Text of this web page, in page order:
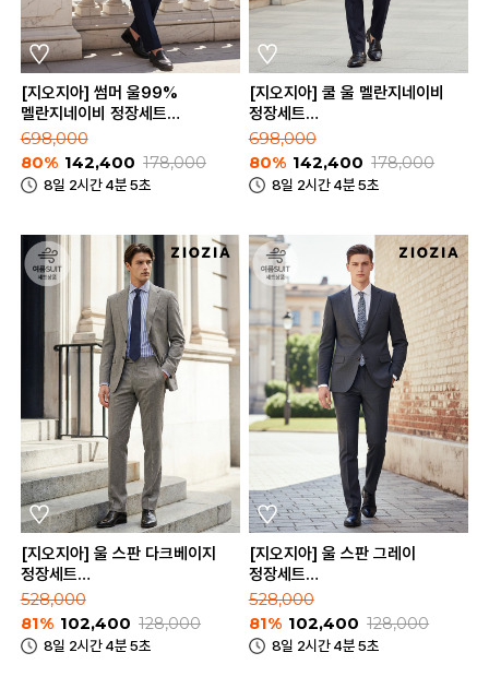
[지오지아] 썸머 울99%
멜란지네이비 정장세트
(AAE2SB1502_AAE2SP1502_MNV)
698,000
80% 142,400 178,000
8일 2시간 4분 5초
[지오지아] 쿨 울 멜란지네이비
정장세트
698,000
80% 142,400 178,000
8일 2시간 4분 5초
[지오지아] 울 스판 다크베이지
정장세트
(AAE2SB1302_AAE2SP1302_DBE)
528,000
81% 102,400 128,000
8일 2시간 4분 5초
[지오지아] 울 스판 그레이
정장세트
528,000
81% 102,400 128,000
8일 2시간 4분 5초